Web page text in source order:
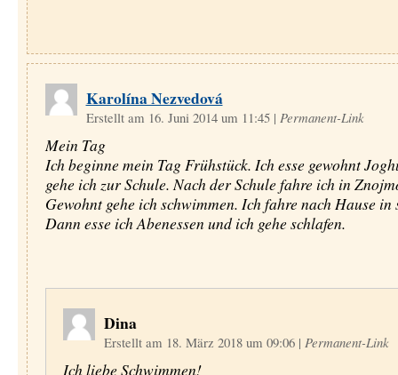
Karolína Nezvedová
Erstellt am 16. Juni 2014 um 11:45 | Permanent-Link
Mein Tag
Ich beginne mein Tag Frühstück. Ich esse gewohnt
gehe ich zur Schule. Nach der Schule fahre ich in
Gewohnt gehe ich schwimmen. Ich fahre nach Hause in
Dann esse ich Abenessen und ich gehe schlafen.
Dina
Erstellt am 18. März 2018 um 09:06 | Permanent-Link
Ich liebe Schwimmen!